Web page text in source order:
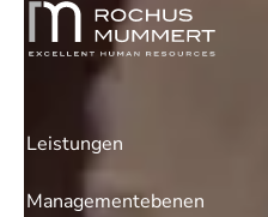
Leistungen
Managementebenen